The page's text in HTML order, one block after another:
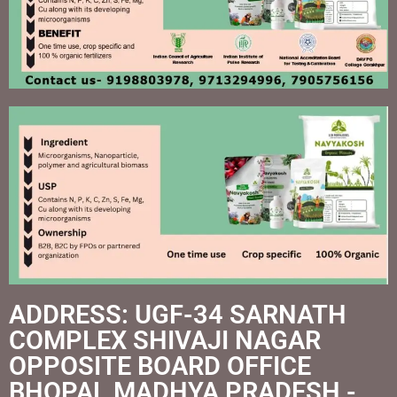
ADDRESS: UGF-34 SARNATH
COMPLEX SHIVAJI NAGAR
OPPOSITE BOARD OFFICE